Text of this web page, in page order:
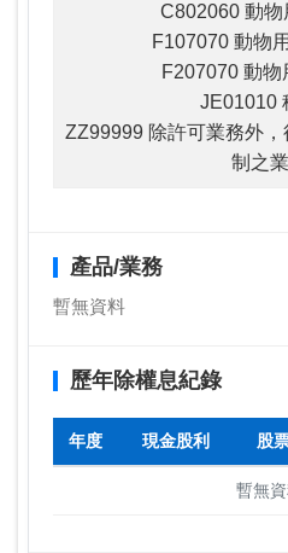
C802060 動物
F107070 動物
F207070 動物
JE01010
ZZ99999 除許可業務外
制之
產品/業務
暫無資料
歷年除權息紀錄
年度 現金股利 股
暫無